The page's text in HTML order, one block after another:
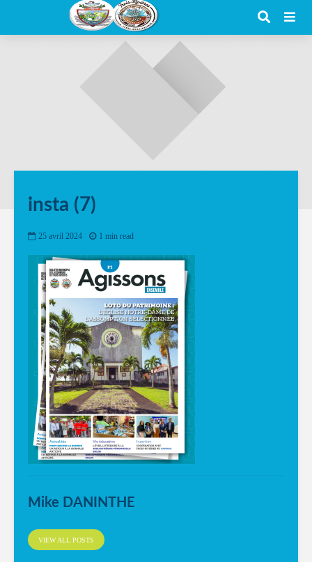
insta (7)
25 avril 2024 1 min read
Mike DANINTHE
VIEW ALL POSTS